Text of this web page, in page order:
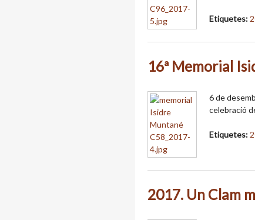
Etiquetes:
16ª Memorial
6 de
celebració
Etiquetes:
2017. Un Clam